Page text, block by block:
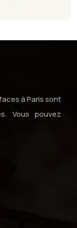
à Paris sont
Vous pouvez